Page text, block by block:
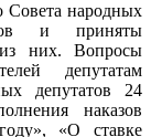
Совета народных
и приняты
них. Вопросы
депутатам
депутатов 24
наказов
«О ставке